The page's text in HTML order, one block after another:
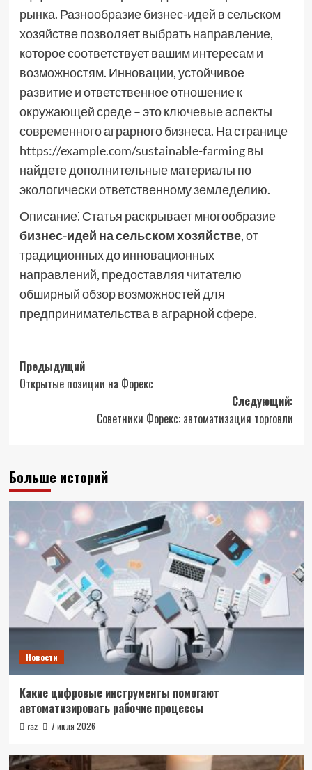
рынка. Разнообразие бизнес-идей в сельском
хозяйстве позволяет выбрать направление,
которое соответствует вашим интересам и
возможностям. Инновации, устойчивое
развитие и ответственное отношение к
окружающей среде – это ключевые аспекты
современного аграрного бизнеса. На странице
https://example.com/sustainable-farming вы
найдете дополнительные материалы по
экологически ответственному земледелию.
Описание⁚ Статья раскрывает многообразие
бизнес-идей на сельском хозяйстве, от
традиционных до инновационных
направлений, предоставляя читателю
обширный обзор возможностей для
предпринимательства в аграрной сфере.
Навигация
записи
Предыдущий
Открытые позиции на Форекс
Следующий:
Советники Форекс: автоматизация торговли
Больше историй
Новости
Какие цифровые инструменты помогают
автоматизировать рабочие процессы
raz 7 июля 2026